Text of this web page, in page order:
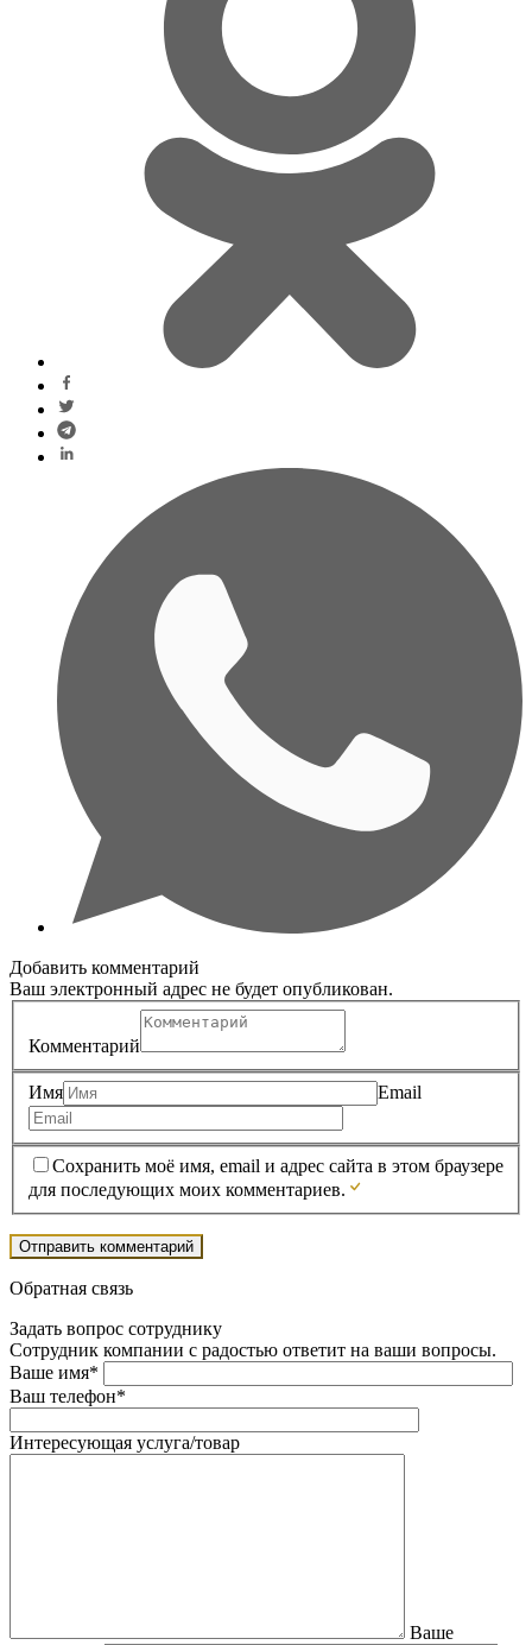
Добавить комментарий
Ваш электронный адрес не будет опубликован.
Комментарий
Имя Email
Сохранить моё имя, email и адрес сайта в этом браузере
для последующих моих комментариев.
Обратная связь
Задать вопрос сотруднику
Сотрудник компании с радостью ответит на ваши вопросы.
Ваше имя*
Ваш телефон*
Интересующая услуга/товар
Ваше